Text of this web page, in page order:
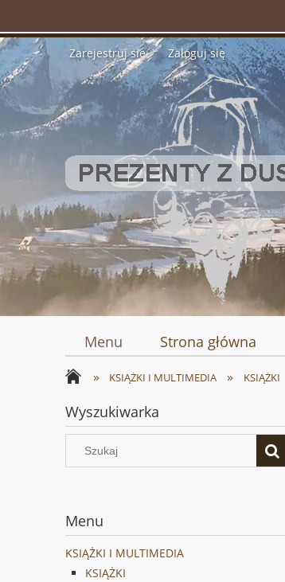
Zarejestruj się Zaloguj się
Menu Strona główna
» KSIĄŻKI I MULTIMEDIA » KSIĄŻKI
Wyszukiwarka
Menu
KSIĄŻKI I MULTIMEDIA
KSIĄŻKI